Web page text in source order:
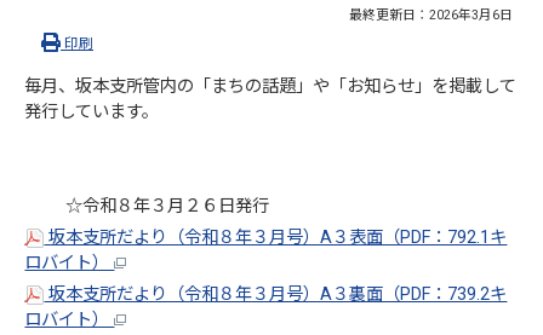
最終更新日： 2026年3月6日
印刷
毎月、坂本支所管内の「まちの話題」や「お知らせ」を掲載して
発行しています。
☆令和８年３月２６日発行
坂本支所だより（令和８年３月号）A３表面（PDF：792.1キ
ロバイト）
坂本支所だより（令和８年３月号）A３裏面（PDF：739.2キ
ロバイト）